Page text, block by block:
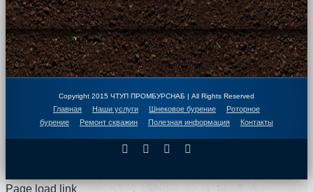
Copyright 2015 ЧТУП ПРОМБУРСНАБ | All Rights Reserved
Главная Наши услуги Шнековое бурение
Роторное
бурение
Ремонт скважин Полезная информация Контакты
Facebook Instagram
Page load link